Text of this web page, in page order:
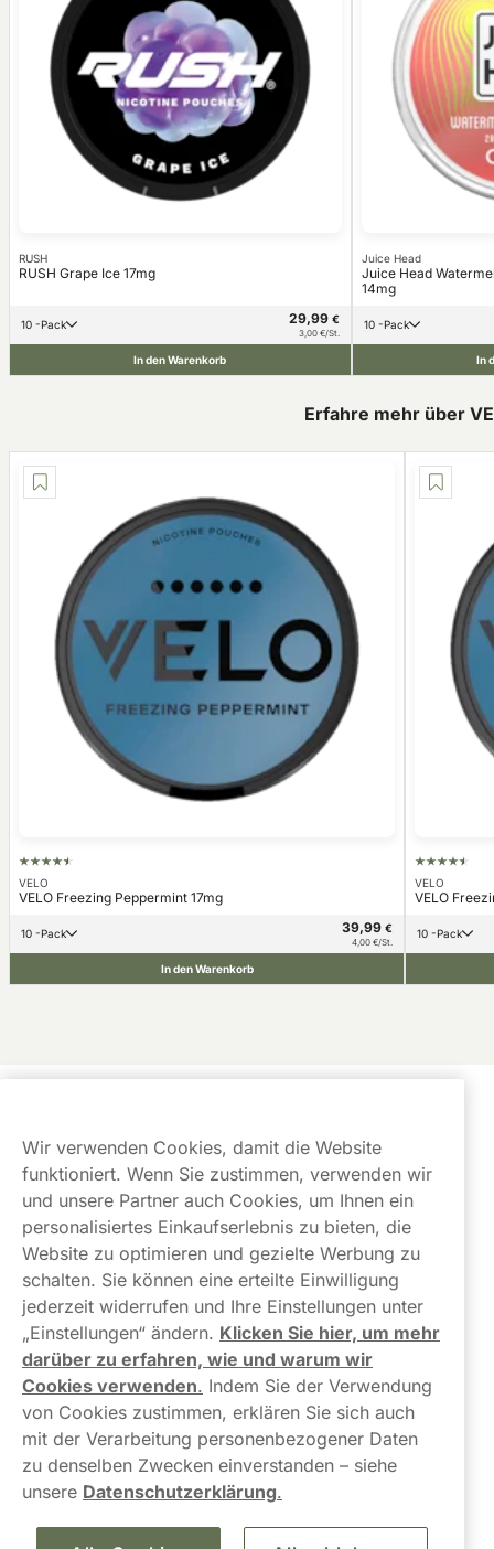
RUSH
RUSH Grape Ice 17mg
10 -Pack 29,99 €
3,00 €/St.
In den Warenkorb
Juice Head
Juice Head
14mg
10 -Pack
In
Erfahre mehr über
VELO
VELO Freezing Peppermint 17mg
10 -Pack 39,99 €
4,00 €/St.
In den Warenkorb
VELO
VELO
10 -Pack
Kontaktiere uns!
hallo@northerner.com
+498001844282
Mo-Do: 08-17 Uhr (Pause: 12-13) Fr: 09-17 Uhr
Links
Über uns
Wir verwenden Cookies, damit die Website
funktioniert. Wenn Sie zustimmen, verwenden wir
und unsere Partner auch Cookies, um Ihnen ein
personalisiertes Einkaufserlebnis zu bieten, die
Website zu optimieren und gezielte Werbung zu
schalten. Sie können eine erteilte Einwilligung
jederzeit widerrufen und Ihre Einstellungen unter
„Einstellungen“ ändern. Klicken Sie hier, um mehr
darüber zu erfahren, wie und warum wir
Cookies verwenden. Indem Sie der Verwendung
von Cookies zustimmen, erklären Sie sich auch
mit der Verarbeitung personenbezogener Daten
zu denselben Zwecken einverstanden – siehe
unsere Datenschutzerklärung.